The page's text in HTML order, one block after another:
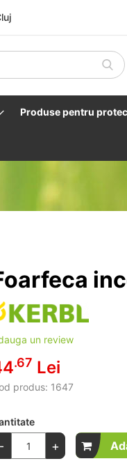
Produse pentru
un review
.67 Lei
produs: 1647
- +